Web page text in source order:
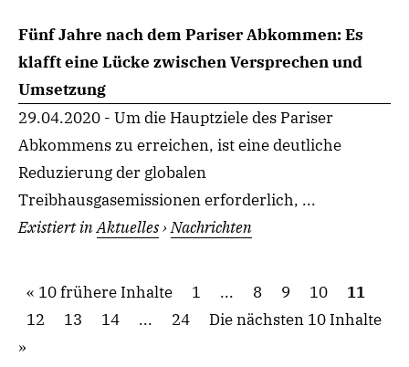
Fünf Jahre nach dem Pariser Abkommen: Es
klafft eine Lücke zwischen Versprechen und
Umsetzung
29.04.2020 - Um die Hauptziele des Pariser
Abkommens zu erreichen, ist eine deutliche
Reduzierung der globalen
Treibhausgasemissionen erforderlich, ...
Existiert inAktuelles›Nachrichten
10 frühere Inhalte 1 ... 8 9 10
11
12
13 14 ... 24 Die nächsten 10 Inhalte